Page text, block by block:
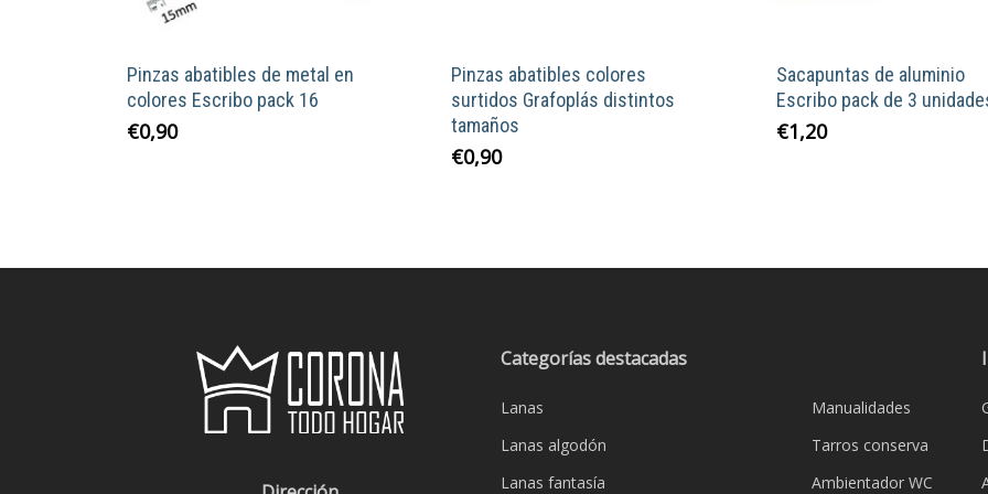
Pinzas abatibles de metal en
colores Escribo pack 16
€0,90
Pinzas abatibles colores
surtidos Grafoplás distintos
tamaños
€0,90
variantes.
se
en
Sacapuntas de aluminio
Escribo pack de 3
€1,20
Categorías destacadas
Lanas
Lanas algodón
Lanas fantasía
Manualidades
Tarros conserva
Ambientador WC